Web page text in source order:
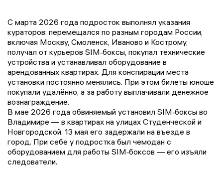
С марта 2026 года подросток выполнял указания
кураторов: перемещался по разным городам России,
включая Москву, Смоленск, Иваново и Кострому,
получал от курьеров SIM‑боксы, покупал технические
устройства и устанавливал оборудование в
арендованных квартирах. Для конспирации места
установки постоянно менялись. При этом билеты юноше
покупали удалённо, а за работу выплачивали денежное
вознаграждение.
В мае 2026 года обвиняемый установил SIM‑боксы во
Владимире — в квартирах на улицах Студенческой и
Новгородской. 13 мая его задержали на въезде в
город. При себе у подростка был чемодан с
оборудованием для работы SIM‑боксов — его изъяли
следователи.